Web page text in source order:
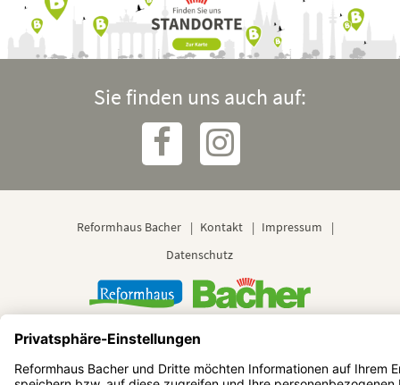
Sie finden uns auch auf:
Reformhaus Bacher Kontakt
Impressum
Datenschutz